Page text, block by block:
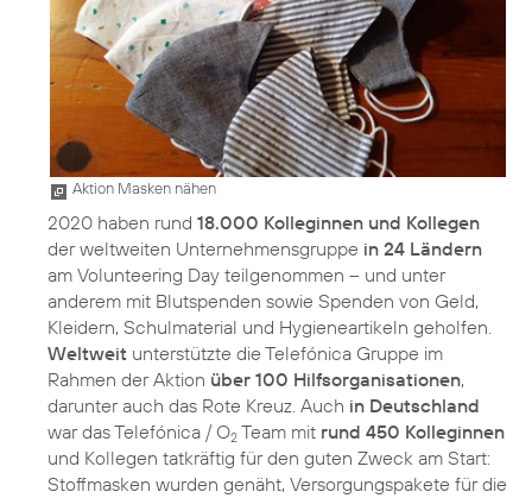
Aktion Masken nähen
2020 haben rund 18.000 Kolleginnen und Kollegen
der weltweiten Unternehmensgruppe in 24 Ländern
am Volunteering Day teilgenommen – und unter
anderem mit Blutspenden sowie Spenden von Geld,
Kleidern, Schulmaterial und Hygieneartikeln geholfen.
Weltweit unterstützte die Telefónica Gruppe im
Rahmen der Aktion über 100 Hilfsorganisationen,
darunter auch das Rote Kreuz. Auch in Deutschland
war das Telefónica / O2 Team mit rund 450 Kolleginnen
und Kollegen tatkräftig für den guten Zweck am Start:
Stoffmasken wurden genäht, Versorgungspakete für die